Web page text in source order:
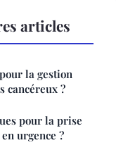
articles
la gestion
cancéreux ?
pour la prise
urgence ?